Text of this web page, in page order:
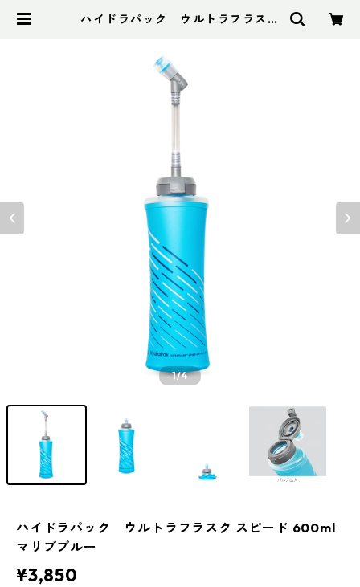
ハイドラパック ウルトラフラスク
1/4
ハイドラパック ウルトラフラスク スピード 600ml
マリブブルー
¥3,850